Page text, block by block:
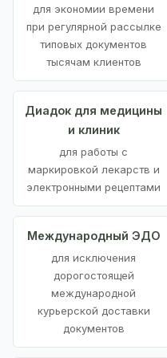
для экономии времени
при регулярной рассылке
типовых документов
тысячам клиентов
Диадок для медицины
и клиник
для работы с
маркировкой лекарств и
электронными рецептами
Международный ЭДО
для исключения
дорогостоящей
международной
курьерской доставки
документов